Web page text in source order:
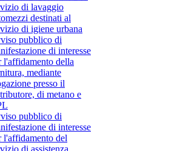
di lavaggio
destinati al
di igiene urbana
pubblico di
di interesse
l'affidamento della
mediante
presso il
di metano e
pubblico di
di interesse
l'affidamento del
di assistenza